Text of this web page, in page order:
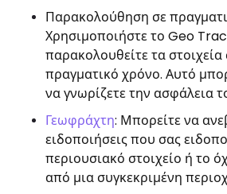
Παρακολούθηση σε
Χρησιμοποιήστε το Geo
παρακολουθείτε τα στοιχεία
πραγματικό χρόνο. Αυτό
να γνωρίζετε την ασφάλεια
Γεωφράχτη: Μπορείτε να
ειδοποιήσεις που σας
περιουσιακό στοιχείο ή το
από μια συγκεκριμένη